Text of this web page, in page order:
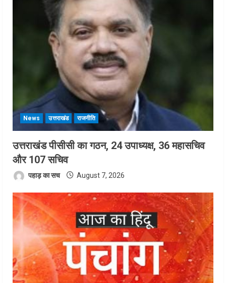
News उत्तराखंड राजनीति
उत्तराखंड पीसीसी का गठन, 24 उपाध्यक्ष, 36 महासचिव
और 107 सचिव
पहाड़ का सच August 7, 2026